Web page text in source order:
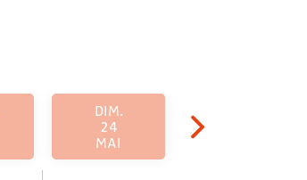
DIM.
24
MAI